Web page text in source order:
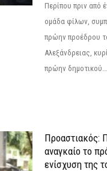
Περίπου πριν από
ομάδα φίλων,
πρώην προέδρου
Αλεξάνδρειας,
πρώην δημοτικού...
Προαστιακός:
αναγκαίο το
ενίσχυση της